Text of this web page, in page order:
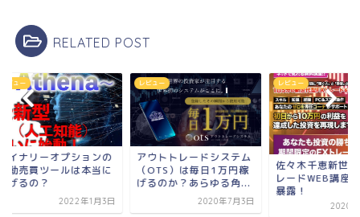
RELATED POST
ナリーオプションの
売買ツールは本当に
るの？
2022年1月3日
レビュー
アウトトレードシステム
（OTS）は毎日1万円稼
げるのか？あらゆる角...
2020年7月3日
レビュー
佐々木千恵新世代型
レードWEB講座の
暴露！
2020年4